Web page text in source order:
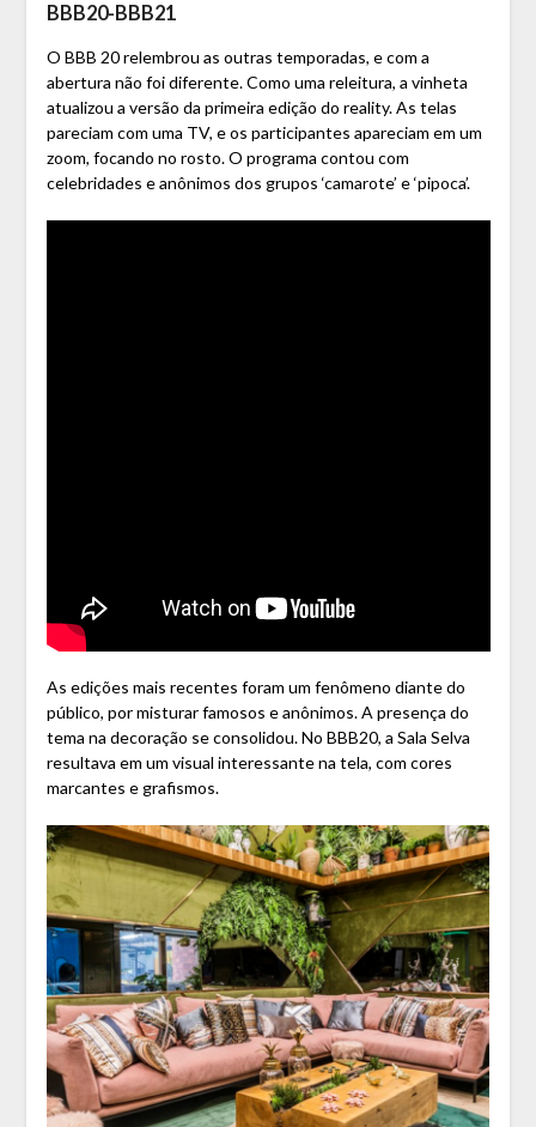
BBB20-BBB21
O BBB 20 relembrou as outras temporadas, e com a
abertura não foi diferente. Como uma releitura, a vinheta
atualizou a versão da primeira edição do reality. As telas
pareciam com uma TV, e os participantes apareciam em um
zoom, focando no rosto. O programa contou com
celebridades e anônimos dos grupos ‘camarote’ e ‘pipoca’.
As edições mais recentes foram um fenômeno diante do
público, por misturar famosos e anônimos. A presença do
tema na decoração se consolidou. No BBB20, a Sala Selva
resultava em um visual interessante na tela, com cores
marcantes e grafismos.